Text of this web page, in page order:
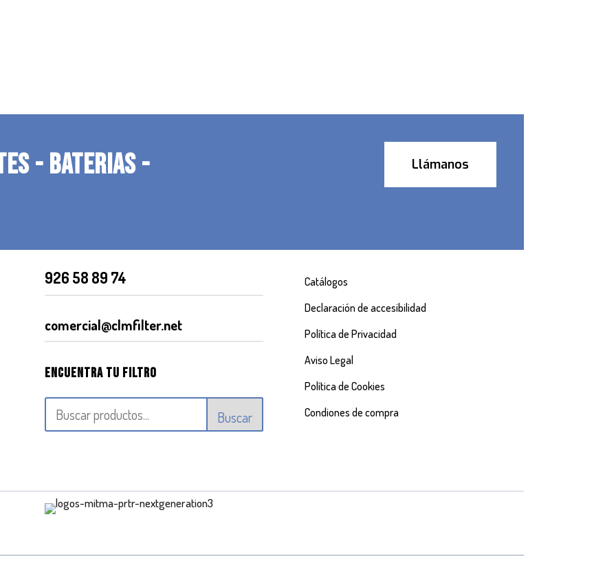
- BATERIAS -
Llámanos
926 58 89 74
comercial@clmfilter.net
Encuentra tu filtro
Buscar
Catálogos
Declaración de accesibilidad
Política de Privacidad
Aviso Legal
Política de Cookies
Condiones de compra